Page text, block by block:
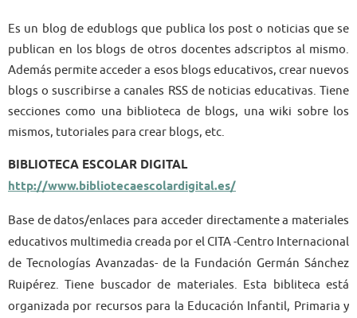
Es un blog de edublogs que publica los post o noticias que se
publican en los blogs de otros docentes adscriptos al mismo.
Además permite acceder a esos blogs educativos, crear nuevos
blogs o suscribirse a canales RSS de noticias educativas. Tiene
secciones como una biblioteca de blogs, una wiki sobre los
mismos, tutoriales para crear blogs, etc.
BIBLIOTECA ESCOLAR DIGITAL
http://www.bibliotecaescolardigital.es/
Base de datos/enlaces para acceder directamente a materiales
educativos multimedia creada por el CITA -Centro Internacional
de Tecnologías Avanzadas- de la Fundación Germán Sánchez
Ruipérez. Tiene buscador de materiales. Esta bibliteca está
organizada por recursos para la Educación Infantil, Primaria y